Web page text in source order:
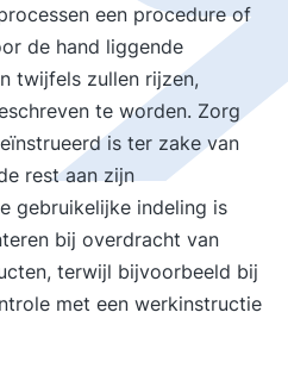
een procedure of
de hand liggende
twijfels zullen rijzen,
te worden. Zorg
is ter zake van
rest aan zijn
gebruikelijke indeling is
bij overdracht van
terwijl bijvoorbeeld bij
met een werkinstructie